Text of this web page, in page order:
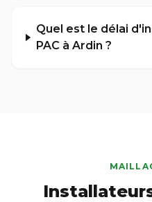
Quel est le délai
PAC à Ardin ?